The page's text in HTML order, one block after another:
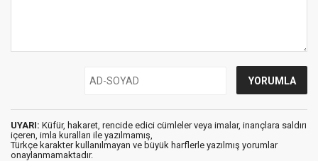
UYARI: Küfür, hakaret, rencide edici cümleler veya imalar, inançlara saldırı
içeren, imla kuralları ile yazılmamış,
Türkçe karakter kullanılmayan ve büyük harflerle yazılmış yorumlar
onaylanmamaktadır.